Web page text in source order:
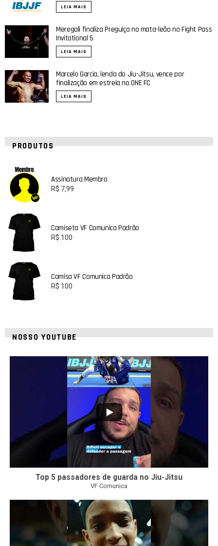
LEIA MAIS
Meregali finaliza Preguiça no mata-leão no Fight Pass
Invitational 5
LEIA MAIS
Marcelo Garcia, lenda do Jiu-Jitsu, vence por
finalização em estreia no ONE FC
LEIA MAIS
PRODUTOS
Assinatura Membro
R$ 7,99
Camiseta VF Comunica Padrão
R$ 100
Camisa VF Comunica Padrão
R$ 100
NOSSO YOUTUBE
Top 5 passadores de guarda no Jiu-Jitsu
VF Comunica